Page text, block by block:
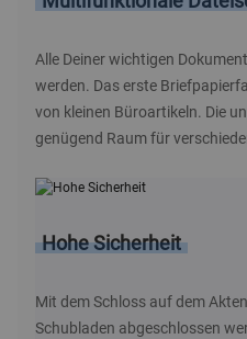
Alle Deiner wichtigen
werden. Das erste
von kleinen Büroartikeln. Die
genügend Raum für
Hohe Sicherheit
Mit dem Schloss auf dem
Schubladen abgeschlossen